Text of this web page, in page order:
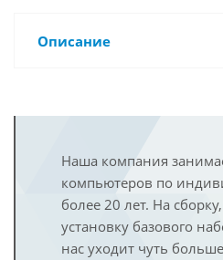
Описание
Наша компания
компьютеров по
более 20 лет. На
установку базового
нас уходит чуть